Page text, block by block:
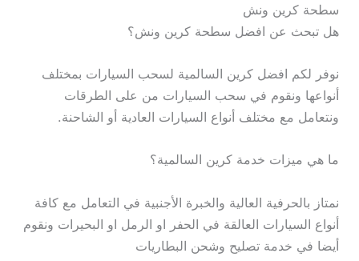
سطحة كرين ونش
هل تبحث عن افضل سطحة كرين ونش؟
نوفر لكم افضل كرين السالمية لسحب السيارات بمختلف
أنواعها ونقوم في سحب السيارات من على الطرقات
ونتعامل مع مختلف أنواع السيارات العادية أو الشاحنة.
ما هي ميزات خدمة كرين السالمية؟
نمتاز بالحرفية العالية والخبرة الأجنبية في التعامل مع كافة
أنواع السيارات العالقة في الحفر او الرمل او البحيرات ونقوم
أيضا في خدمة تصليح وشحن البطاريات